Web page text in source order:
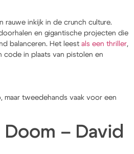
rauwe inkijk in de crunch culture.
en gigantische projecten die
balanceren. Het leest als een thriller,
code in plaats van pistolen en
maar tweedehands vaak voor een
– David